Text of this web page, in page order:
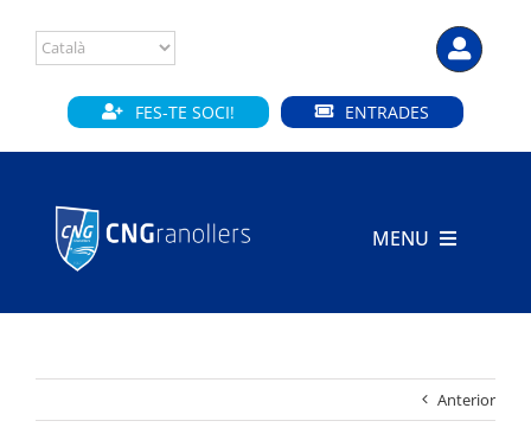
content
FES-TE SOCI! ENTRADES
MENU
SECCIONS
Anterior